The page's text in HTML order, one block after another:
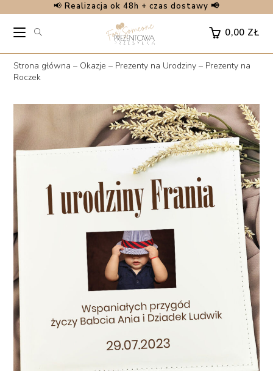
content
📢 Realizacja ok 48h + czas dostawy 📢
0,00 ZŁ
Strona główna – Okazje – Prezenty na Urodziny – Prezenty na
Roczek